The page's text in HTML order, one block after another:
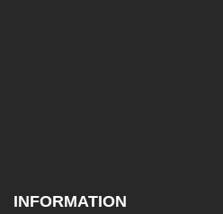
INFORMATION